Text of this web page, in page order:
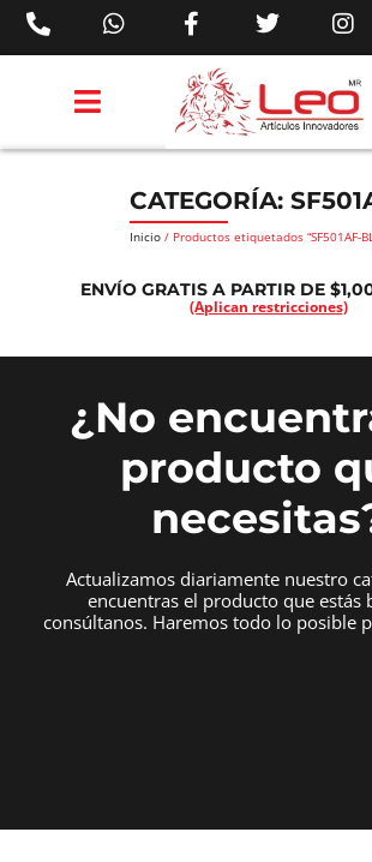
CATEGORÍA:
Inicio / Productos etiquetados “SF501AF-
ENVÍO GRATIS A PARTIR DE
(Aplican restricciones)
¿No
producto
Actualizamos diariamente nuestro
encuentras el producto que estás
consúltanos. Haremos todo lo posible